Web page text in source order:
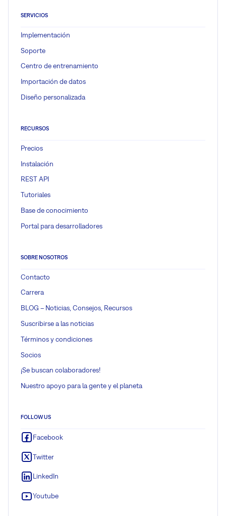
SERVICIOS
Implementación
Soporte
Centro de entrenamiento
Importación de datos
Diseño personalizada
RECURSOS
Precios
Instalación
REST API
Tutoriales
Base de conocimiento
Portal para desarrolladores
SOBRE NOSOTROS
Contacto
Carrera
BLOG – Noticias, Consejos, Recursos
Suscribirse a las noticias
Términos y condiciones
Socios
¡Se buscan colaboradores!
Nuestro apoyo para la gente y el planeta
FOLLOW US
Facebook
Twitter
LinkedIn
Youtube